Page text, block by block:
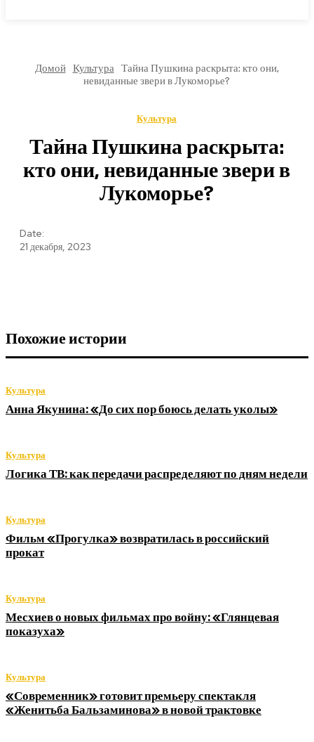
Домой Культура Тайна Пушкина раскрыта: кто они,
невиданные звери в Лукоморье?
Культура
Тайна Пушкина раскрыта:
кто они, невиданные звери в
Лукоморье?
Date:
21 декабря, 2023
Похожие истории
Культура
Анна Якунина: «До сих пор боюсь делать уколы»
Культура
Логика ТВ: как передачи распределяют по дням недели
Культура
Фильм «Прогулка» возвратилась в российский
прокат
Культура
Месхиев о новых фильмах про войну: «Глянцевая
показуха»
Культура
«Современник» готовит премьеру спектакля
«Женитьба Бальзаминова» в новой трактовке